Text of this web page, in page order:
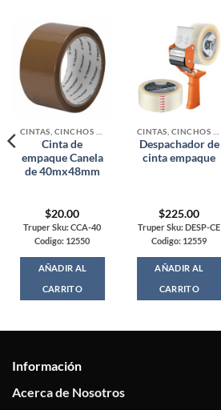
Cinta de
empaque Canela
de 40mx48mm
$20.00
Truper Sku: CCA-40
Codigo: 12550
AÑADIR AL
CARRITO
Despachador de
cinta empaque
$225.00
Truper Sku: DESP-CE
Codigo: 12559
AÑADIR AL
CARRITO
Información
Acerca de Nosotros